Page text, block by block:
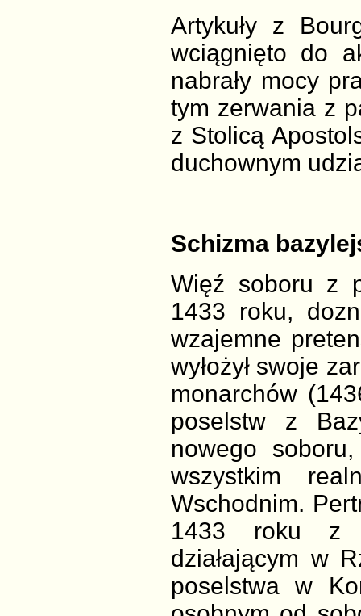
Artykuły z
wciągnięto do
nabrały mocy
tym zerwania z
z Stolicą
duchownym
Schizma
Więź soboru z
1433 roku,
wzajemne
wyłożył swoje
monarchów
poselstw z
nowego
wszystkim
Wschodnim.
1433 roku z
działającym w
poselstwa w